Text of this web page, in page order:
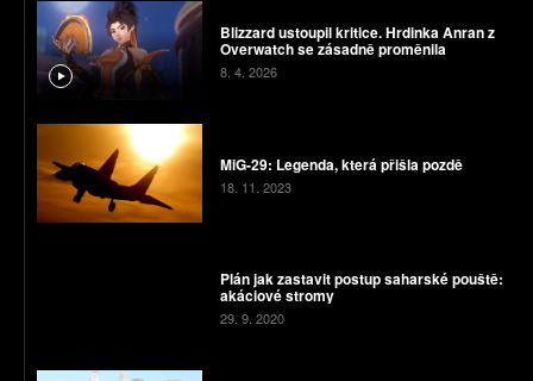
Blizzard ustoupil kritice. Hrdinka Anran z
Overwatch se zásadně proměnila
8. 4. 2026
MiG-29: Legenda, která přišla pozdě
18. 11. 2023
Plán jak zastavit postup saharské pouště:
akáciové stromy
29. 9. 2020